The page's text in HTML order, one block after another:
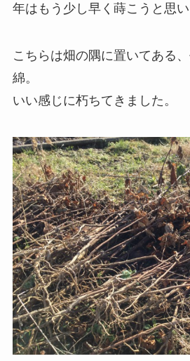
年はもう少し早く蒔こうと思い
こちらは畑の隅に置いてある
綿。
いい感じに朽ちてきました。